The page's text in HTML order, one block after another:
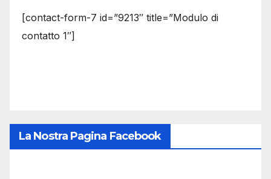
[contact-form-7 id=”9213″ title=”Modulo di
contatto 1″]
La Nostra Pagina Facebook